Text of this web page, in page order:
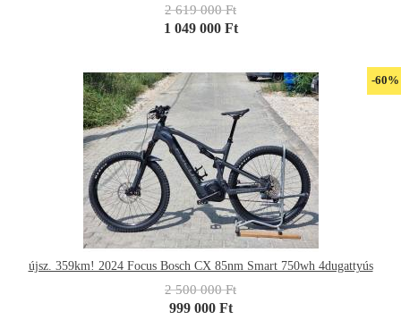
2 619 000 Ft
1 049 000 Ft
-60%
újsz. 359km! 2024 Focus Bosch CX 85nm Smart 750wh 4dugattyús
2 500 000 Ft
999 000 Ft